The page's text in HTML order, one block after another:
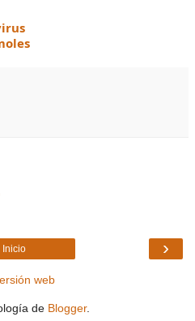
›
Inicio
web
de Blogger.